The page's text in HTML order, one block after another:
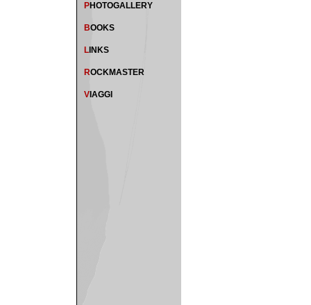
PHOTOGALLERY
BOOKS
L INKS
ROCKMASTER
V IAGGI